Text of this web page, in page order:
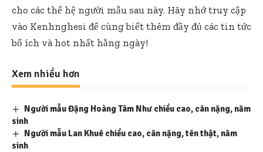
cho các thế hệ người mẫu sau này. Hãy nhớ truy cập
vào Kenhnghesi để cùng biết thêm đầy đủ các tin tức
bổ ích và hot nhất hằng ngày!
Xem nhiều hơn
Người mẫu Đặng Hoàng Tâm Như chiều cao, cân nặng, năm
sinh
Người mẫu Lan Khuê chiều cao, cân nặng, tên thật, năm
sinh